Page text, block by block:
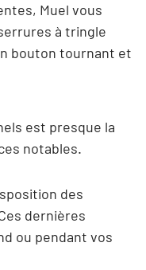
Muel vous
à tringle
bouton tournant et
est presque la
notables.
des
dernières
ou pendant vos